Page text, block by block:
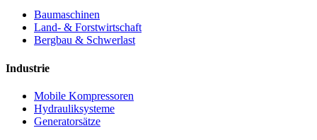
Baumaschinen
Land- & Forstwirtschaft
Bergbau & Schwerlast
Industrie
Mobile Kompressoren
Hydrauliksysteme
Generatorsätze